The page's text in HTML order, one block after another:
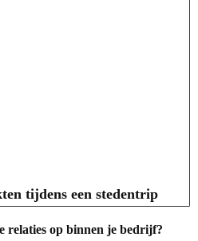
tijdens een stedentrip
relaties op binnen je bedrijf?